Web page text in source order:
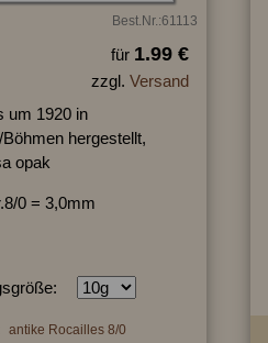
Best.Nr.:61113
für 1.99 €
zzgl. Versand
um 1920 in
hergestellt,
opak
0 = 3,0mm
antike Rocailles 8/0